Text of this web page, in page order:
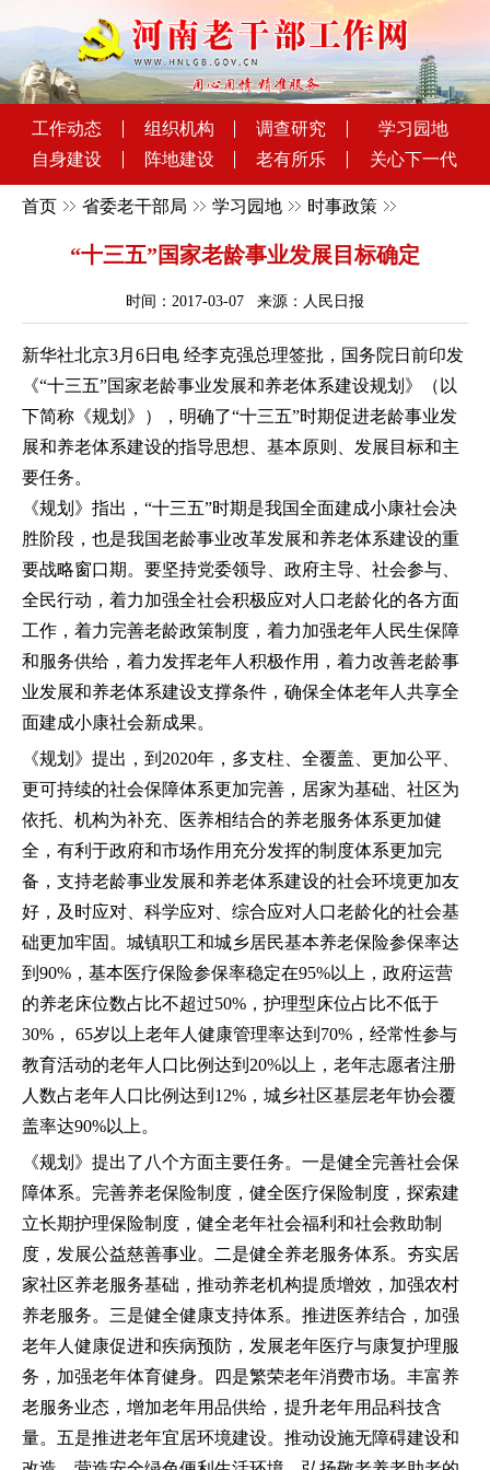
工作动态 组织机构 调查研究
学习园地
自身建设
阵地建设 老有所乐 关心下一代
首页 省委老干部局 学习园地 时事政策
“十三五”国家老龄事业发展目标确定
时间：2017-03-07 来源：人民日报
新华社北京3月6日电 经李克强总理签批，国务院日前印发
《“十三五”国家老龄事业发展和养老体系建设规划》（以
下简称《规划》），明确了“十三五”时期促进老龄事业发
展和养老体系建设的指导思想、基本原则、发展目标和主
要任务。
《规划》指出，“十三五”时期是我国全面建成小康社会决
胜阶段，也是我国老龄事业改革发展和养老体系建设的重
要战略窗口期。要坚持党委领导、政府主导、社会参与、
全民行动，着力加强全社会积极应对人口老龄化的各方面
工作，着力完善老龄政策制度，着力加强老年人民生保障
和服务供给，着力发挥老年人积极作用，着力改善老龄事
业发展和养老体系建设支撑条件，确保全体老年人共享全
面建成小康社会新成果。
《规划》提出，到2020年，多支柱、全覆盖、更加公平、
更可持续的社会保障体系更加完善，居家为基础、社区为
依托、机构为补充、医养相结合的养老服务体系更加健
全，有利于政府和市场作用充分发挥的制度体系更加完
备，支持老龄事业发展和养老体系建设的社会环境更加友
好，及时应对、科学应对、综合应对人口老龄化的社会基
础更加牢固。城镇职工和城乡居民基本养老保险参保率达
到90%，基本医疗保险参保率稳定在95%以上，政府运营
的养老床位数占比不超过50%，护理型床位占比不低于
30%， 65岁以上老年人健康管理率达到70%，经常性参与
教育活动的老年人口比例达到20%以上，老年志愿者注册
人数占老年人口比例达到12%，城乡社区基层老年协会覆
盖率达90%以上。
《规划》提出了八个方面主要任务。一是健全完善社会保
障体系。完善养老保险制度，健全医疗保险制度，探索建
立长期护理保险制度，健全老年社会福利和社会救助制
度，发展公益慈善事业。二是健全养老服务体系。夯实居
家社区养老服务基础，推动养老机构提质增效，加强农村
养老服务。三是健全健康支持体系。推进医养结合，加强
老年人健康促进和疾病预防，发展老年医疗与康复护理服
务，加强老年体育健身。四是繁荣老年消费市场。丰富养
老服务业态，增加老年用品供给，提升老年用品科技含
量。五是推进老年宜居环境建设。推动设施无障碍建设和